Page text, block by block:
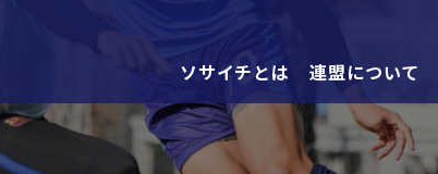
ソサイチとは 連盟について